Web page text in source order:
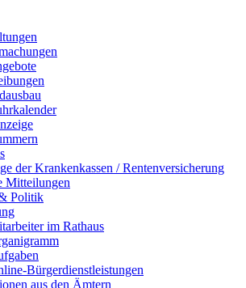
der Krankenkassen / Rentenversicherung
Mitteilungen
Politik
im Rathaus
Bürgerdienstleistungen
aus den Ämtern